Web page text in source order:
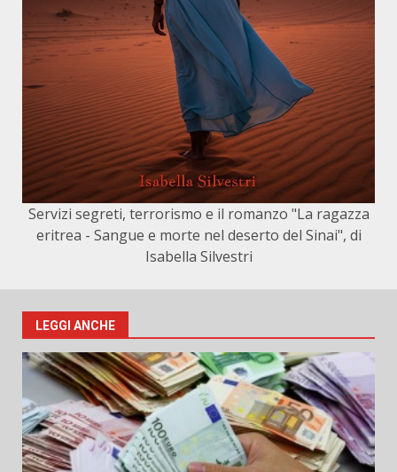
Servizi segreti, terrorismo e il romanzo "La ragazza
eritrea - Sangue e morte nel deserto del Sinai", di
Isabella Silvestri
LEGGI ANCHE